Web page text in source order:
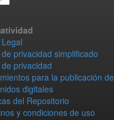
privacidad simplificado
privacidad
para la publicación de
digitales
del Repositorio
y condiciones de uso